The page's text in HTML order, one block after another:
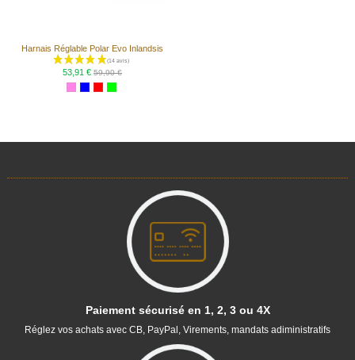
Harnais Réglable Polar Evo Inlandsis
53,91 € 59,90 €
Paiement sécurisé en 1, 2, 3 ou 4X
Réglez vos achats avec CB, PayPal, Virements, mandats adiministratifs